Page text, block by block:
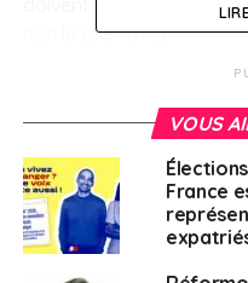
non le chef d’îlot.
Des
place pour
dispositif
Durant la session
VOUS
France